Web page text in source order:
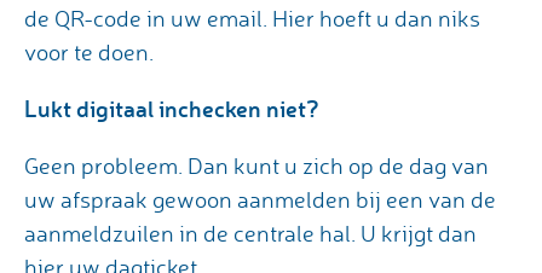
de QR-code in uw email. Hier hoeft u dan niks
voor te doen.
Lukt digitaal inchecken niet?
Geen probleem. Dan kunt u zich op de dag van
uw afspraak gewoon aanmelden bij een van de
aanmeldzuilen in de centrale hal. U krijgt dan
hier uw dagticket.